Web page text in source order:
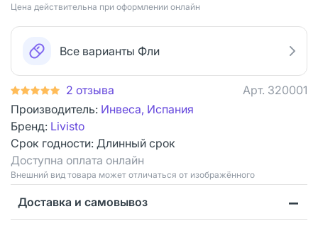
Цена действительна при оформлении онлайн
Все варианты Фли
2 отзыва Арт. 320001
Производитель: Инвеса, Испания
Бренд: Livisto
Срок годности: Длинный срок
Доступна оплата онлайн
Bнешний вид товара может отличаться от изображённого
Доставка и самовывоз